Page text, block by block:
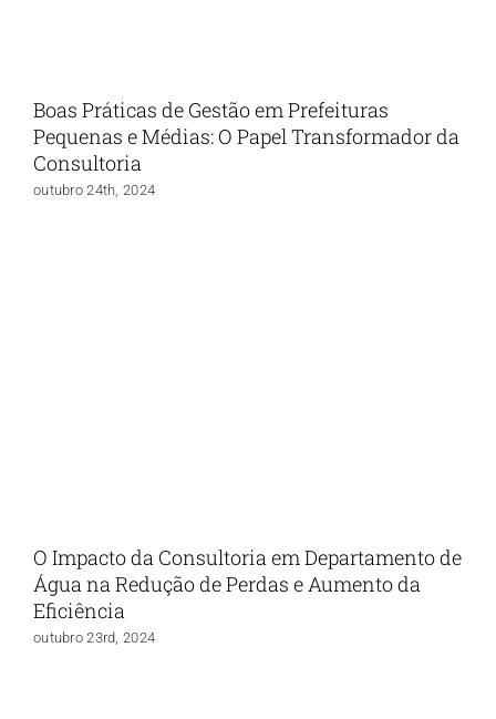
Boas Práticas de Gestão em Prefeituras
Pequenas e Médias: O Papel Transformador da
Consultoria
outubro 24th, 2024
O Impacto da Consultoria em Departamento de
Água na Redução de Perdas e Aumento da
Eficiência
outubro 23rd, 2024